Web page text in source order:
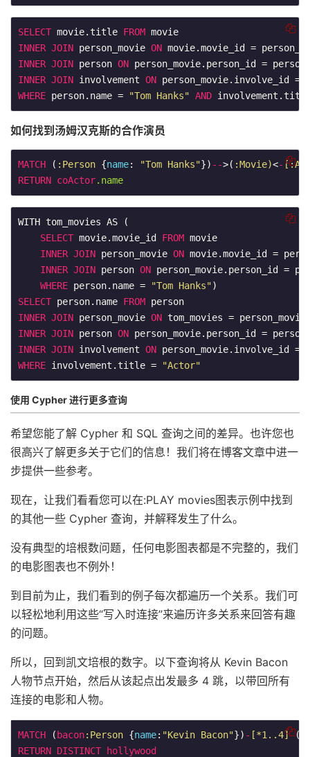
SELECT movie.title FROM
INNER JOIN person_movie ON
INNER JOIN person ON
INNER JOIN involvement ON
WHERE person.name = "Tom Hanks" AND
如何找到汤姆汉克斯的合作演员
MATCH ( :Person {name: "Tom Hanks"}) -->( :Movie)<-
RETURN coActor.name
WITH tom_movies AS (
SELECT movie.movie_id FROM movie
INNER JOIN person_movie ON movie.movie_id =
INNER JOIN person ON person_movie.person_id =
WHERE person.name = "Tom Hanks"
SELECT person.name FROM
INNER JOIN person_movie ON
INNER JOIN person ON
INNER JOIN involvement ON
WHERE involvement.title = "Actor"
使用 Cypher 进行更多查询
希望您能了解 Cypher 和 SQL 查询之间的差异。也许您也
很高兴了解更多关于它们的信息！我们将在博客文章中进一
步提供一些参考。
现在，让我们看看您可以在:PLAY movies图表示例中找到
的其他一些 Cypher 查询，并解释发生了什么。
没有典型的培根数问题，任何电影图表都是不完整的，我们
的电影图表也不例外！
到目前为止，我们看到的例子每次都遍历一个关系。我们可
以轻松地利用这些“写入时连接”来遍历许多关系来回答有趣
的问题。
所以，回到凯文培根的数字。以下查询将从 Kevin Bacon
人物节点开始，然后从该起点出发最多 4 跳，以带回所有
连接的电影和人物。
MATCH ( bacon:Person {name: "Kevin Bacon"}) - [*1..4]-(
RETURN DISTINCT hollywood